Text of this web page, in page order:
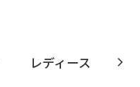
レディース